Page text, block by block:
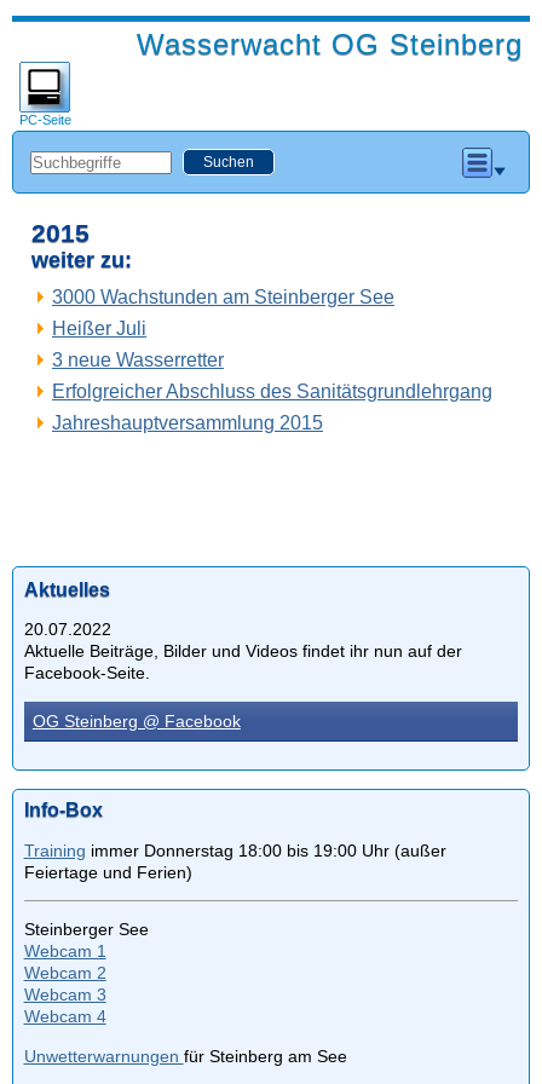
Wasserwacht OG Steinberg
PC-Seite
2015
weiter zu:
3000 Wachstunden am Steinberger See
Heißer Juli
3 neue Wasserretter
Erfolgreicher Abschluss des Sanitätsgrundlehrgang
Jahreshauptversammlung 2015
Aktuelles
20.07.2022
Aktuelle Beiträge, Bilder und Videos findet ihr nun auf der
Facebook-Seite.
OG Steinberg @ Facebook
Info-Box
Training immer Donnerstag 18:00 bis 19:00 Uhr (außer
Feiertage und Ferien)
Steinberger See
Webcam 1
Webcam 2
Webcam 3
Webcam 4
Unwetterwarnungen für Steinberg am See